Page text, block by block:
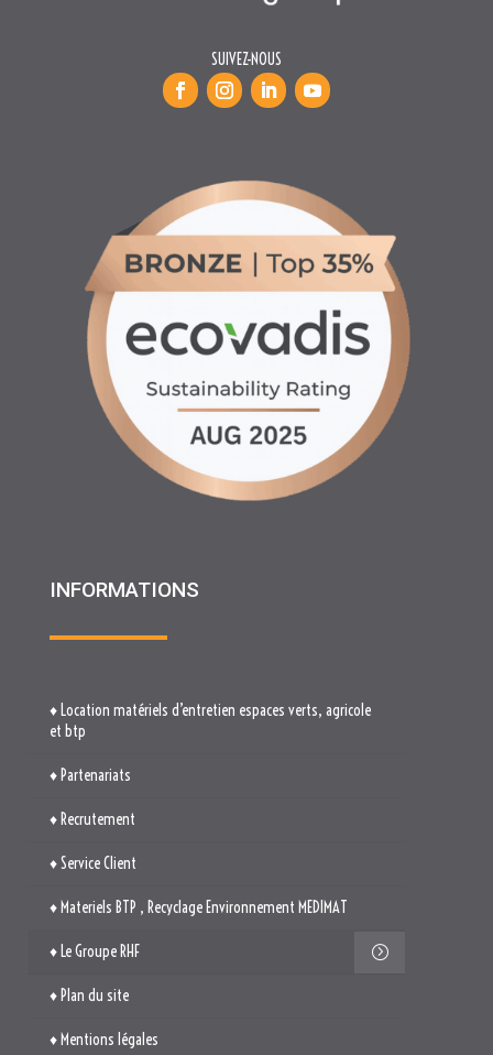
INFORMATIONS
♦ Partenariats
♦ Recrutement
♦ Materiels BTP , Recyclage Environnement MEDIMAT
♦ Le Groupe RHF
♦ Plan du site
♦ Mentions légales
♦ Politique de cookies (UE)
TROUVEZ-NOUS